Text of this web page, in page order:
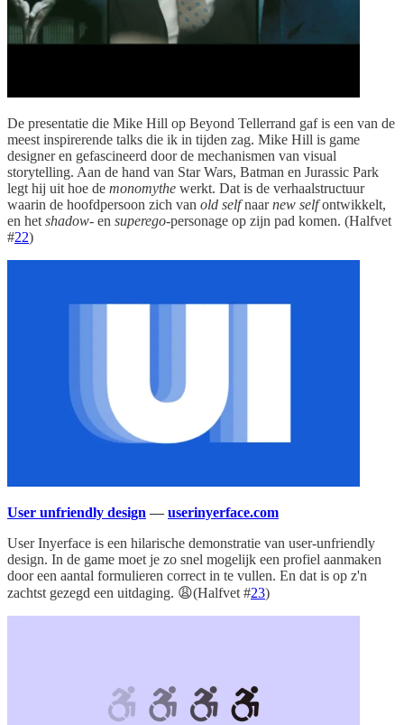
De presentatie die Mike Hill op Beyond Tellerrand gaf is een van de
meest inspirerende talks die ik in tijden zag. Mike Hill is game
designer en gefascineerd door de mechanismen van visual
storytelling. Aan de hand van Star Wars, Batman en Jurassic Park
legt hij uit hoe de monomythe werkt. Dat is de verhaalstructuur
waarin de hoofdpersoon zich van old selfnaarnew selfontwikkelt,
en hetshadow- en superego-personage op zijn pad komen. (Halfvet
#22)
User unfriendly design — userinyerface.com
User Inyerface is een hilarische demonstratie van user-unfriendly
design. In de game moet je zo snel mogelijk een profiel aanmaken
door een aantal formulieren correct in te vullen. En dat is op z'n
zachtst gezegd een uitdaging. 😩(Halfvet #23)